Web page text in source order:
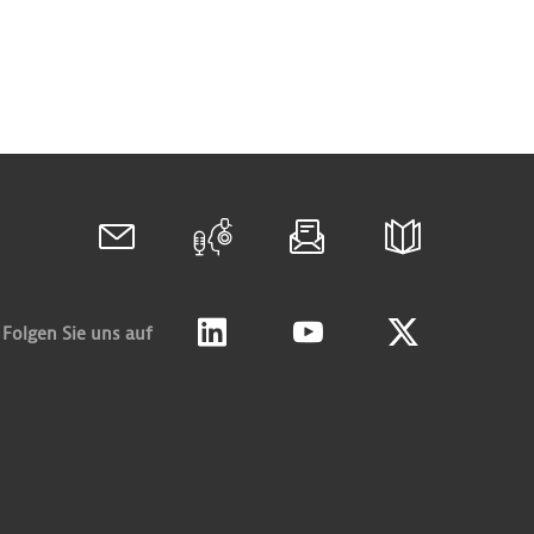
Folgen Sie uns auf